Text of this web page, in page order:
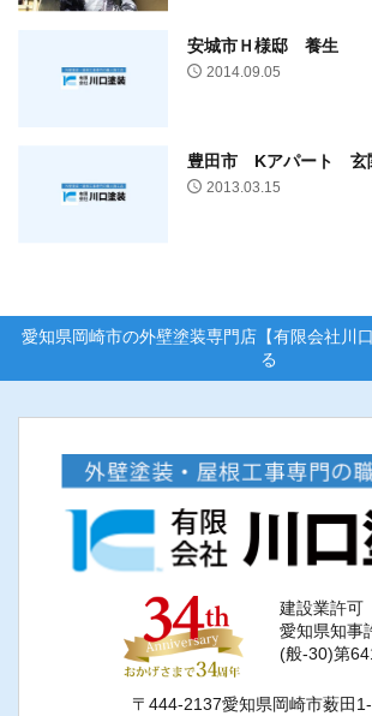
安城市Ｈ様邸 養生
2014.09.05
豊田市 Kアパート 玄
2013.03.15
愛知県岡崎市の外壁塗装専門店【有限会社川口
る
建設業許可
愛知県知事
(般-30)第
〒444-2137愛知県岡崎市薮田